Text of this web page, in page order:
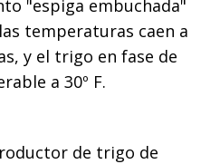
"espiga embuchada"
temperaturas caen a
y el trigo en fase de
a 30º F.
de trigo de